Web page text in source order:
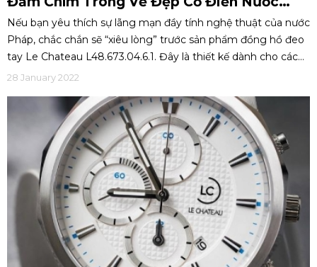
Pháp Với Le Chateau L48.673.04.6.1
Nếu bạn yêu thích sự lãng mạn đầy tính nghệ thuật của nước
Pháp, chắc chắn sẽ “xiêu lòng” trước sản phẩm đồng hồ đeo
tay Le Chateau L48.673.04.6.1. Đây là thiết kế dành cho các
cô nàng thời thượng, với vẻ đẹp vừa nữ tính vừa quyến rũ.
năm tháng. Với các lý do trên, L48.673.04.6.1 thật sự là lựa
chọn tuyệt vời dành cho phái đẹp.
28 January 2022